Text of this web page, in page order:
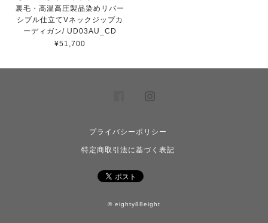
裏毛・高温高圧製品染めリバー
シブル仕立てVネックジップカ
ーディガン/ UD03AU_CD
¥51,700
プライバシーポリシー
特定商取引法に基づく表記
© eighty88eight